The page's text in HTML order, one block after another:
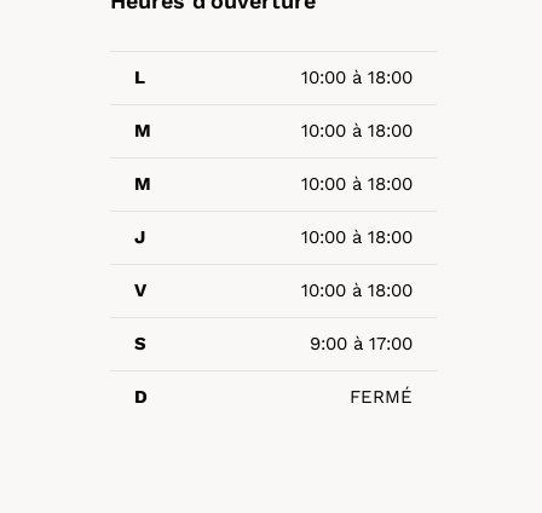
L 10:00 à 18:00
M 10:00 à 18:00
M 10:00 à 18:00
J 10:00 à 18:00
V 10:00 à 18:00
S 9:00 à 17:00
D FERMÉ